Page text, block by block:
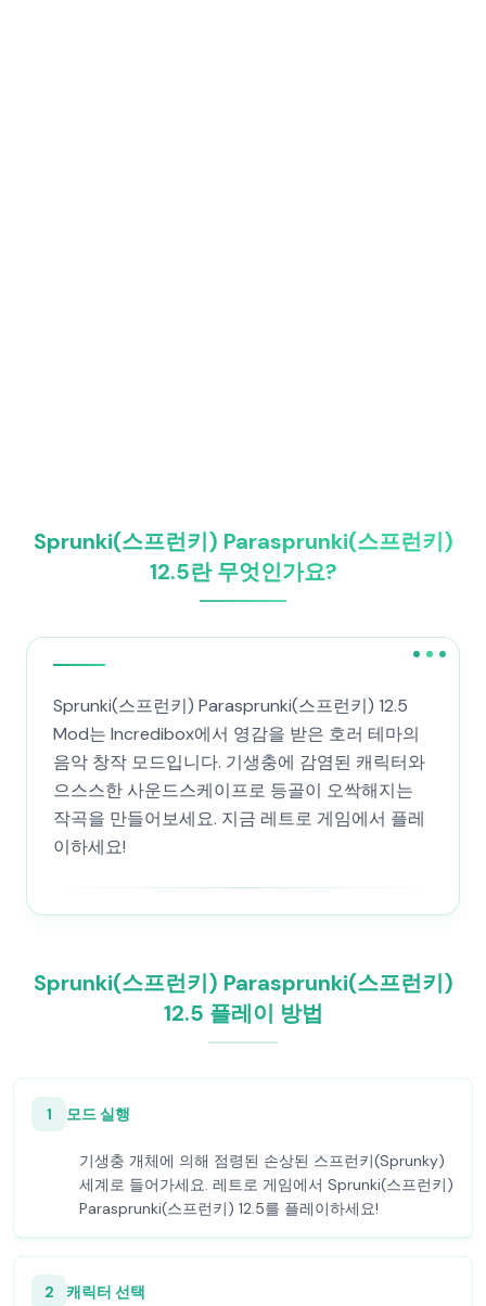
Sprunki(스프런키) Parasprunki(스프런키)
12.5란 무엇인가요?
Sprunki(스프런키) Parasprunki(스프런키) 12.5
Mod는 Incredibox에서 영감을 받은 호러 테마의
음악 창작 모드입니다. 기생충에 감염된 캐릭터와
으스스한 사운드스케이프로 등골이 오싹해지는
작곡을 만들어보세요. 지금 레트로 게임에서 플레
이하세요!
Sprunki(스프런키) Parasprunki(스프런키)
12.5 플레이 방법
1 모드 실행
기생충 개체에 의해 점령된 손상된 스프런키(Sprunky)
세계로 들어가세요. 레트로 게임에서 Sprunki(스프런키)
Parasprunki(스프런키) 12.5를 플레이하세요!
2 캐릭터 선택